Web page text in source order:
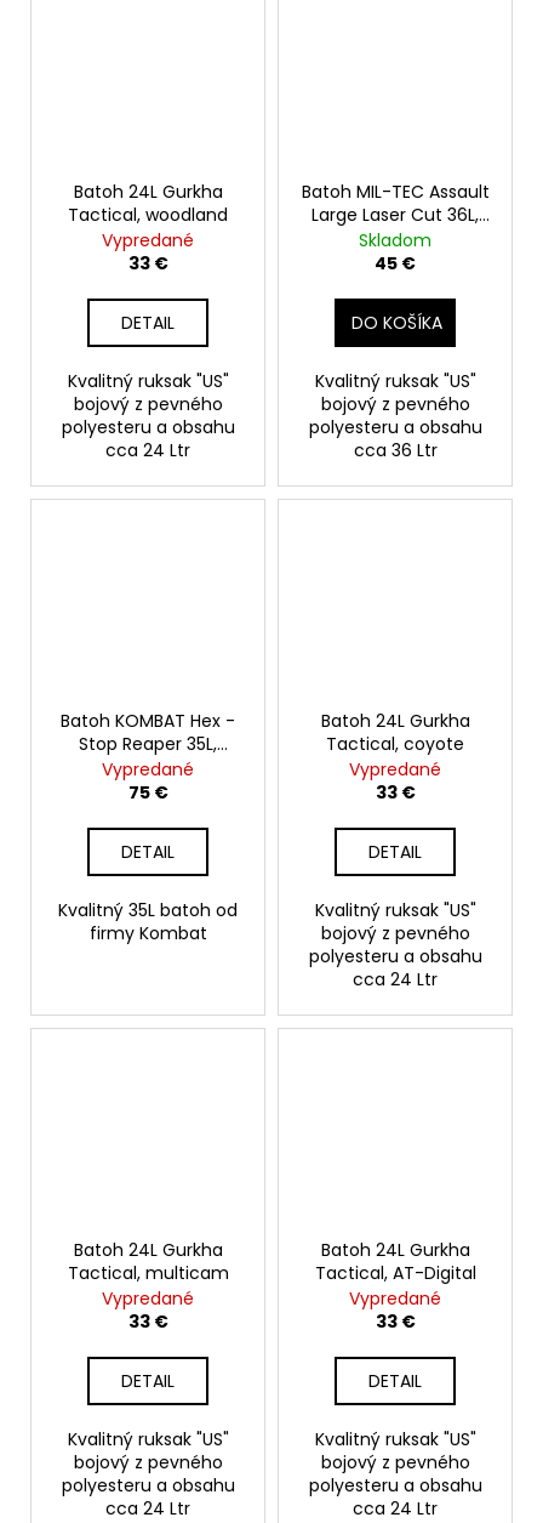
Batoh 24L Gurkha
Tactical, woodland
Vypredané
33 €
DETAIL
Kvalitný ruksak "US"
bojový z pevného
polyesteru a obsahu
cca 24 Ltr
Batoh MIL-TEC Assault
Large Laser Cut 36L,
čierny
Skladom
45 €
DO KOŠÍKA
Kvalitný ruksak "US"
bojový z pevného
polyesteru a obsahu
cca 36 Ltr
Batoh KOMBAT Hex -
Stop Reaper 35L,
multicam
Vypredané
75 €
DETAIL
Kvalitný 35L batoh od
firmy Kombat
Batoh 24L Gurkha
Tactical, coyote
Vypredané
33 €
DETAIL
Kvalitný ruksak "US"
bojový z pevného
polyesteru a obsahu
cca 24 Ltr
Batoh 24L Gurkha
Tactical, multicam
Vypredané
33 €
DETAIL
Kvalitný ruksak "US"
bojový z pevného
polyesteru a obsahu
cca 24 Ltr
Batoh 24L Gurkha
Tactical, AT-Digital
Vypredané
33 €
DETAIL
Kvalitný ruksak "US"
bojový z pevného
polyesteru a obsahu
cca 24 Ltr